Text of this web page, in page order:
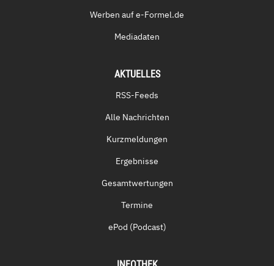
Werben auf e-Formel.de
Mediadaten
AKTUELLES
RSS-Feeds
Alle Nachrichten
Kurzmeldungen
Ergebnisse
Gesamtwertungen
Termine
ePod (Podcast)